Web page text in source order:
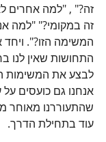
זה?" , "למה אחרים
זה במקומי?" "למה
המשימה הזו?". ויחד
התחושות שאין לנו
לבצע את המשימות
אנחנו גם כועסים על
שהתעוררנו מאוחר
עוד בתחילת הדרך.